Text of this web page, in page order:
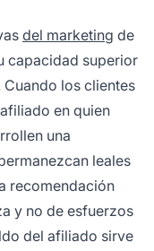
del marketing de
capacidad superior
los clientes
en quien
una
leales
recomendación
y no de esfuerzos
del afiliado sirve